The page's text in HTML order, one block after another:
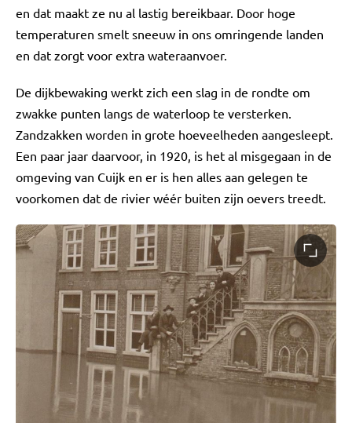
en dat maakt ze nu al lastig bereikbaar. Door hoge
temperaturen smelt sneeuw in ons omringende landen
en dat zorgt voor extra wateraanvoer.
De dijkbewaking werkt zich een slag in de rondte om
zwakke punten langs de waterloop te versterken.
Zandzakken worden in grote hoeveelheden aangesleept.
Een paar jaar daarvoor, in 1920, is het al misgegaan in de
omgeving van Cuijk en er is hen alles aan gelegen te
voorkomen dat de rivier wéér buiten zijn oevers treedt.